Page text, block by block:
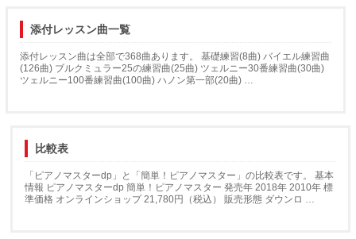
添付レッスン曲一覧
添付レッスン曲は全部で368曲あります。 基礎練習(8曲) バイエル練習曲
(126曲) ブルクミュラー25の練習曲(25曲) ツェルニー30番練習曲(30曲)
ツェルニー100番練習曲(100曲) ハノン第一部(20曲) …
比較表
「ピアノマスターdp」と「簡単！ピアノマスター」の比較表です。 基本
情報 ピアノマスターdp 簡単！ピアノマスター 発売年 2018年 2010年 標
準価格 オンラインショップ 21,780円（税込） 販売形態 ダウンロ …